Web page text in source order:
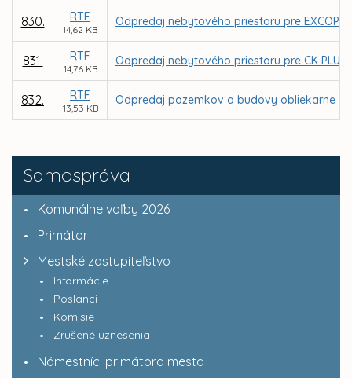
Samospráva
Komunálne voľby 2026
Primátor
Mestské zastupiteľstvo
Informácie
Poslanci
Komisie
Zrušené uznesenia
Námestníci primátora mesta
830. RTF
14,62 KB
Odpredaj nebytového priestoru pre EXCOP
831. RTF
14,76 KB
Odpredaj nebytového priestoru pre CK PLUS,
832. RTF
13,53 KB
Odpredaj pozemkov a budovy obliekarne v